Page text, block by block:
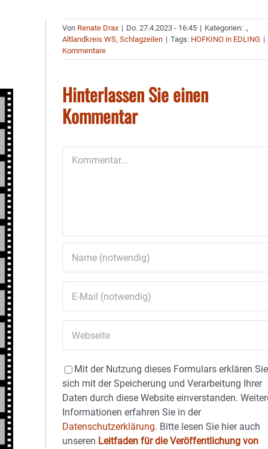
Von Renate Drax | Do. 27.4.2023 - 16:45 | Kategorien: .,
Altlandkreis WS,Schlagzeilen | Tags: HOFKINO in EDLING |
Kommentare
Hinterlassen Sie einen
Kommentar
Mit der Nutzung dieses Formulars erklären Sie
sich mit der Speicherung und Verarbeitung Ihrer
Daten durch diese Website einverstanden.
Informationen erfahren Sie in der
Datenschutzerklärung. Bitte lesen Sie hier auch
unseren Leitfaden für die Veröffentlichung von